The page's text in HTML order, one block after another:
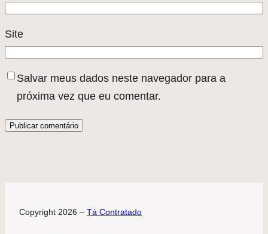
Site
Salvar meus dados neste navegador para a
próxima vez que eu comentar.
Copyright 2026 – Tá Contratado